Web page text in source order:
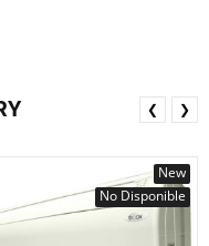
New
No Disponible
❮ ❯